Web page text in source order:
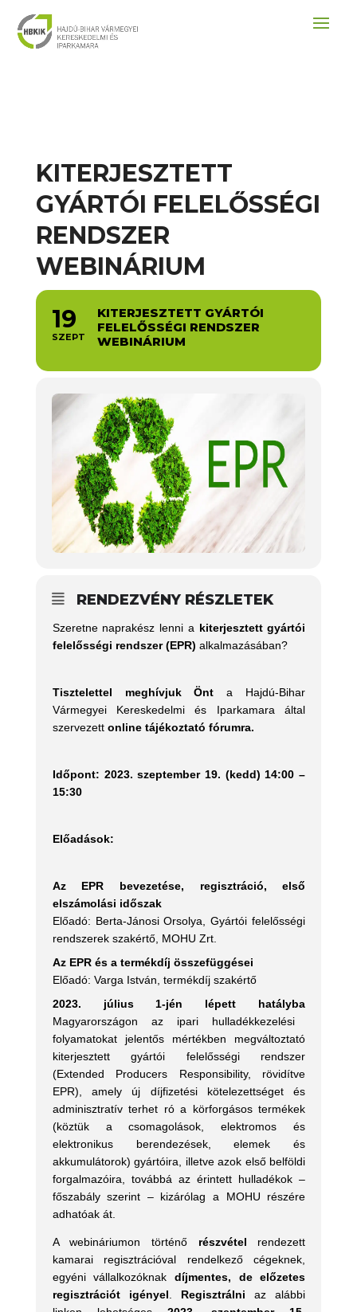
KITERJESZTETT
GYÁRTÓI FELELŐSSÉGI
RENDSZER
WEBINÁRIUM
19
SZEPT
KITERJESZTETT GYÁRTÓI
FELELŐSSÉGI RENDSZER
WEBINÁRIUM
RENDEZVÉNY RÉSZLETEK
Szeretne naprakész lenni a kiterjesztett gyártói
felelősségi rendszer (EPR) alkalmazásában?
Tisztelettel meghívjuk Önta Hajdú-Bihar
Vármegyei Kereskedelmi és Iparkamara által
szervezettonline tájékoztató fórumra.
Időpont: 2023. szeptember 19. (kedd) 14:00 –
15:30
Előadások:
Az EPR bevezetése, regisztráció, első
elszámolási időszak
Előadó: Berta-Jánosi Orsolya, Gyártói felelősségi
rendszerek szakértő, MOHU Zrt.
Az EPR és a termékdíj összefüggései
Előadó: Varga István, termékdíj szakértő
2023. július 1-jén lépett hatályba
Magyarországon az ipari hulladékkezelési
folyamatokat jelentős mértékben megváltoztató
kiterjesztett gyártói felelősségi rendszer
(Extended Producers Responsibility, rövidítve
EPR), amely új díjfizetési kötelezettséget és
adminisztratív terhet ró a körforgásos termékek
(köztük a csomagolások, elektromos és
elektronikus berendezések, elemek és
akkumulátorok) gyártóira, illetve azok első belföldi
forgalmazóira, továbbá az érintett hulladékok –
főszabály szerint – kizárólag a MOHU részére
adhatóak át.
A webináriumon történő részvétel rendezett
kamarai regisztrációval rendelkező cégeknek,
egyéni vállalkozóknak díjmentes, de előzetes
regisztrációt igényel
Regisztrálni az alábbi